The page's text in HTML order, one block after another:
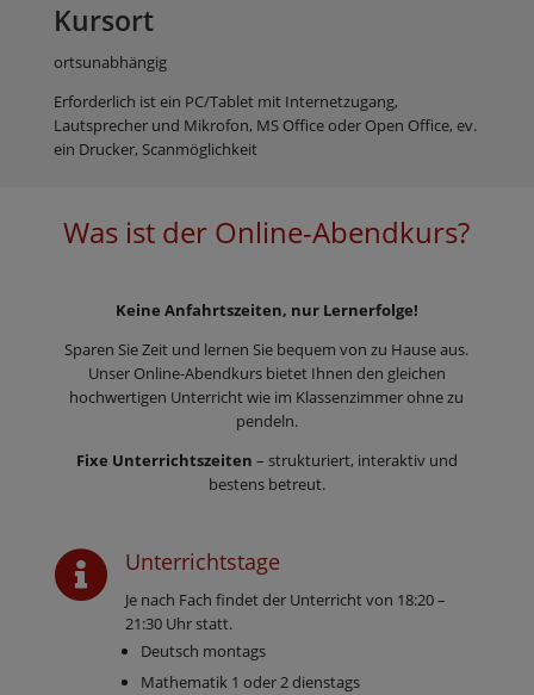
Kursort
ortsunabhängig
Erforderlich ist ein PC/Tablet mit Internetzugang,
Lautsprecher und Mikrofon, MS Office oder Open Office, ev.
ein Drucker, Scanmöglichkeit
Was ist der Online-Abendkurs?
Keine Anfahrtszeiten, nur Lernerfolge!
Sparen Sie Zeit und lernen Sie bequem von zu Hause aus.
Unser Online-Abendkurs bietet Ihnen den gleichen
hochwertigen Unterricht wie im Klassenzimmer ohne zu
pendeln.
Fixe Unterrichtszeiten – strukturiert, interaktiv und
bestens betreut.
 Unterrichtstage
Je nach Fach findet der Unterricht von 18:20 –
21:30 Uhr statt.
Deutsch montags
Mathematik 1 oder 2 dienstags